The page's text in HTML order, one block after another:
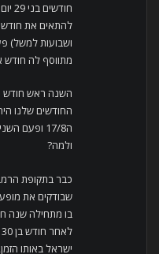
להתאים את
ושבועות למשל)
מתווסף לה חודש
השנה ראש חודש
החודשים שלנו
ולמה?
שבודקים את
בו מתחילה שנה
ישראל באותו